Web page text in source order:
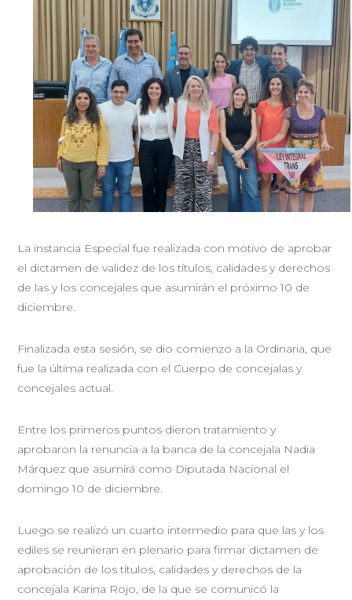
La instancia Especial fue realizada con motivo de aprobar
el dictamen de validez de los títulos, calidades y derechos
de las y los concejales que asumirán el próximo 10 de
diciembre.
Finalizada esta sesión, se dio comienzo a la Ordinaria, que
fue la última realizada con el Cuerpo de concejalas y
concejales actual.
Entre los primeros puntos dieron tratamiento y
aprobaron la renuncia a la banca de la concejala Nadia
Márquez que asumirá como Diputada Nacional el
domingo 10 de diciembre.
Luego se realizó un cuarto intermedio para que las y los
ediles se reunieran en plenario para firmar dictamen de
aprobación de los títulos, calidades y derechos de la
concejala Karina Rojo, de la que se comunicó la